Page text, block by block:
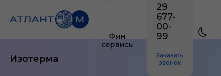
Фин.
сервисы
29
677-
00-
99
Заказать
звонок
Изотерма